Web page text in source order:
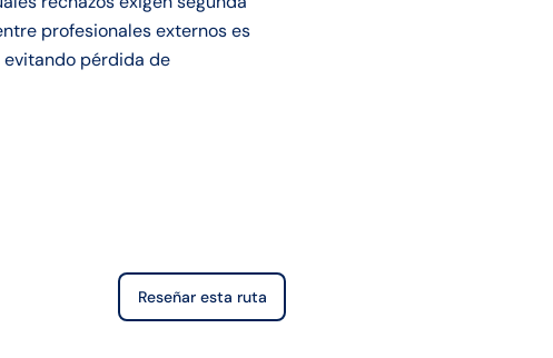
profesionales externos es
pérdida de
Reseñar esta ruta